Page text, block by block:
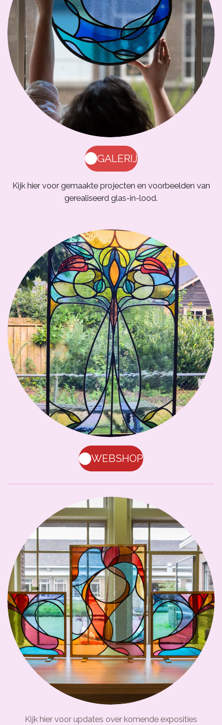
GALERIJ
Kijk hier voor gemaakte projecten en voorbeelden van
gerealiseerd glas-in-lood.
WEBSHOP
Kijk hier voor updates over komende exposities